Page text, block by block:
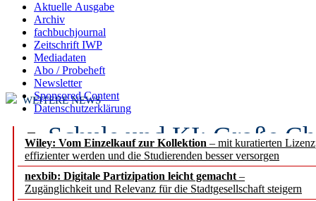
Aktuelle Ausgabe
Archiv
fachbuchjournal
Zeitschrift IWP
Mediadaten
Abo / Probeheft
Newsletter
Sponsored Content
Datenschutzerklärung
Wiley: Vom Einzelkauf zur Kollektion – mit kuratierten
effizienter werden und die Studierenden besser versorgen
nexbib: Digitale Partizipation leicht gemacht –
Zugänglichkeit und Relevanz für die Stadtgesellschaft steigern
WEITERE NEWS
Schule und KI: Große
Voraussetzungen